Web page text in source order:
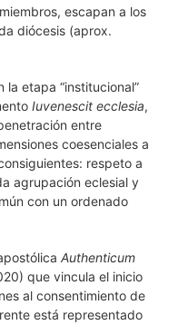
escapan a los
diócesis (aprox.
la etapa “institucional”
Iuvenescit ecclesia,
entre
coesenciales a
respeto a
agrupación eclesial y
con un ordenado
Authenticum
que vincula el inicio
al consentimiento de
está representado